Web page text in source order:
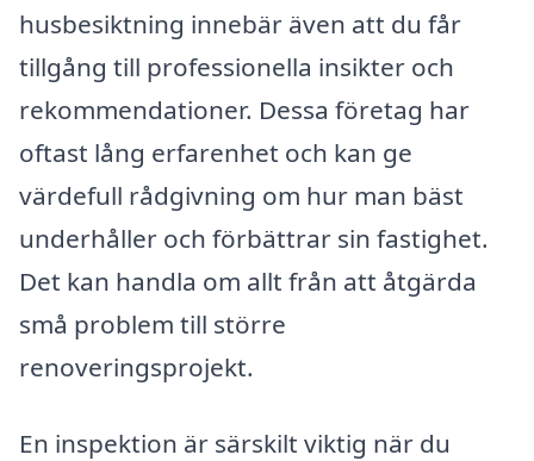
husbesiktning innebär även att du får
tillgång till professionella insikter och
rekommendationer. Dessa företag har
oftast lång erfarenhet och kan ge
värdefull rådgivning om hur man bäst
underhåller och förbättrar sin fastighet.
Det kan handla om allt från att åtgärda
små problem till större
renoveringsprojekt.
En inspektion är särskilt viktig när du